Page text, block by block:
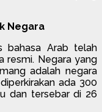
Negara
bahasa Arab telah
resmi. Negara yang
adalah negara
ada 300
dan tersebar di 26